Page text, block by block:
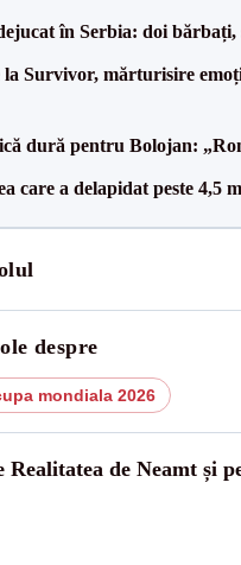
în Serbia: doi bărbați,
la Survivor, mărturisire
dură pentru Bolojan:
care a delapidat peste 4,5
despre
mondiala 2026
de Neamt și